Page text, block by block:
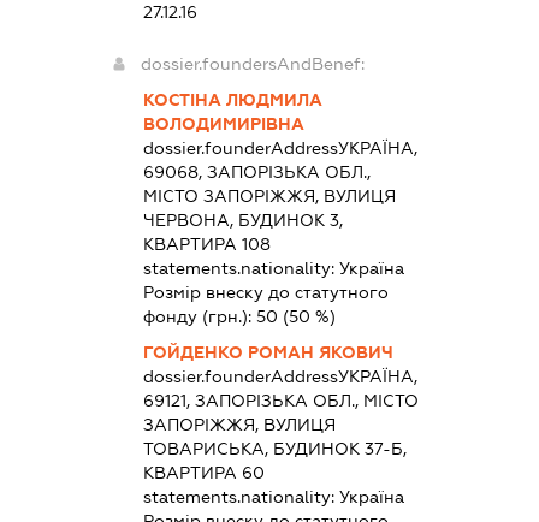
27.12.16
dossier.foundersAndBenef:
КОСТІНА ЛЮДМИЛА
ВОЛОДИМИРІВНА
dossier.founderAddressУКРАЇНА,
69068, ЗАПОРІЗЬКА ОБЛ.,
МІСТО ЗАПОРІЖЖЯ, ВУЛИЦЯ
ЧЕРВОНА, БУДИНОК 3,
КВАРТИРА 108
statements.nationality: Україна
Розмір внеску до статутного
фонду (грн.): 50 (50 %)
ГОЙДЕНКО РОМАН ЯКОВИЧ
dossier.founderAddressУКРАЇНА,
69121, ЗАПОРІЗЬКА ОБЛ., МІСТО
ЗАПОРІЖЖЯ, ВУЛИЦЯ
ТОВАРИСЬКА, БУДИНОК 37-Б,
КВАРТИРА 60
statements.nationality: Україна